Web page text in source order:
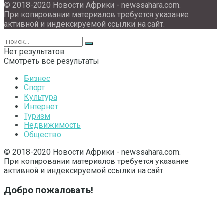
© 2018-2020 Новости Африки - newssahara.com.
При копировании материалов требуется указание
активной и индексируемой ссылки на сайт.
Нет результатов
Смотреть все результаты
Бизнес
Спорт
Культура
Интернет
Туризм
Недвижимость
Общество
© 2018-2020 Новости Африки - newssahara.com.
При копировании материалов требуется указание
активной и индексируемой ссылки на сайт.
Добро пожаловать!